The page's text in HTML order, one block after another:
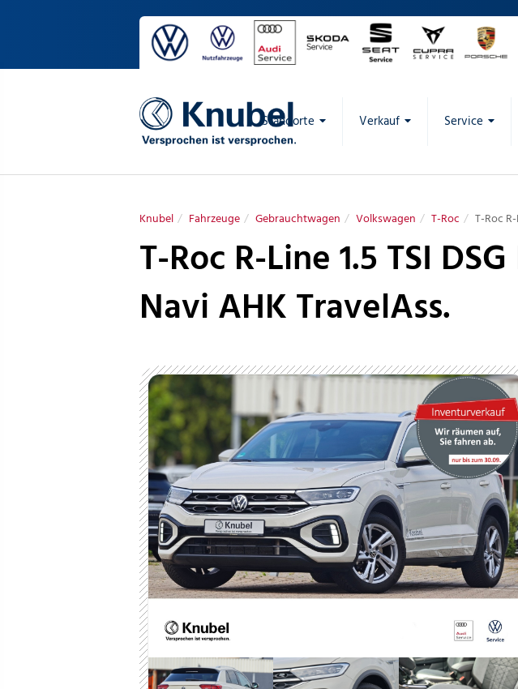
Standorte Verkauf Service
Knubel Fahrzeuge Gebrauchtwagen Volkswagen T-Roc T-Roc
T-Roc R-Line 1.5 TSI
Navi AHK TravelAss.